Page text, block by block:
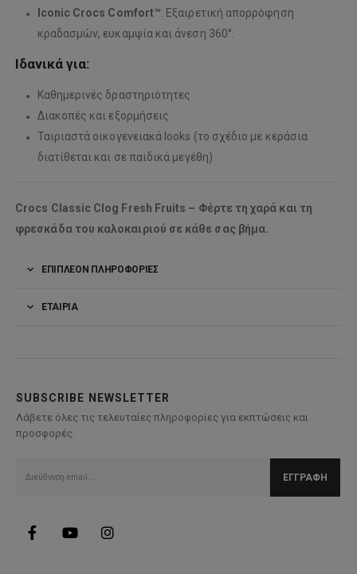
Iconic Crocs Comfort™: Εξαιρετική απορρόφηση
κραδασμών, ευκαμψία και άνεση 360°.
Ιδανικά για:
Καθημερινές δραστηριότητες
Διακοπές και εξορμήσεις
Ταιριαστά οικογενειακά looks (το σχέδιο με κεράσια
διατίθεται και σε παιδικά μεγέθη)
Crocs Classic Clog Fresh Fruits – Φέρτε τη χαρά και τη
φρεσκάδα του καλοκαιριού σε κάθε σας βήμα.
ΕΠΙΠΛΈΟΝ ΠΛΗΡΟΦΟΡΊΕΣ
ΕΤΑΙΡΊΑ
SUBSCRIBE NEWSLETTER
Λάβετε όλες τις τελευταίες πληροφορίες για εκπτώσεις και
προσφορές.